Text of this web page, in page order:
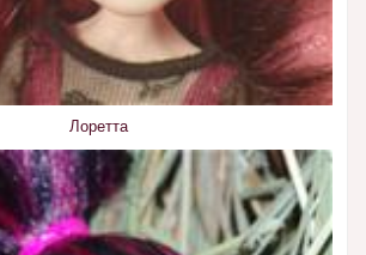
Лоретта